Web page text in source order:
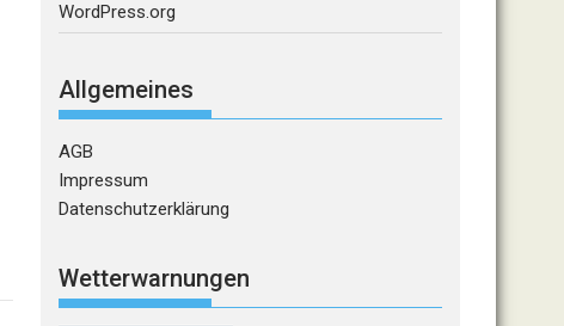
WordPress.org
Allgemeines
AGB
Impressum
Datenschutzerklärung
Wetterwarnungen